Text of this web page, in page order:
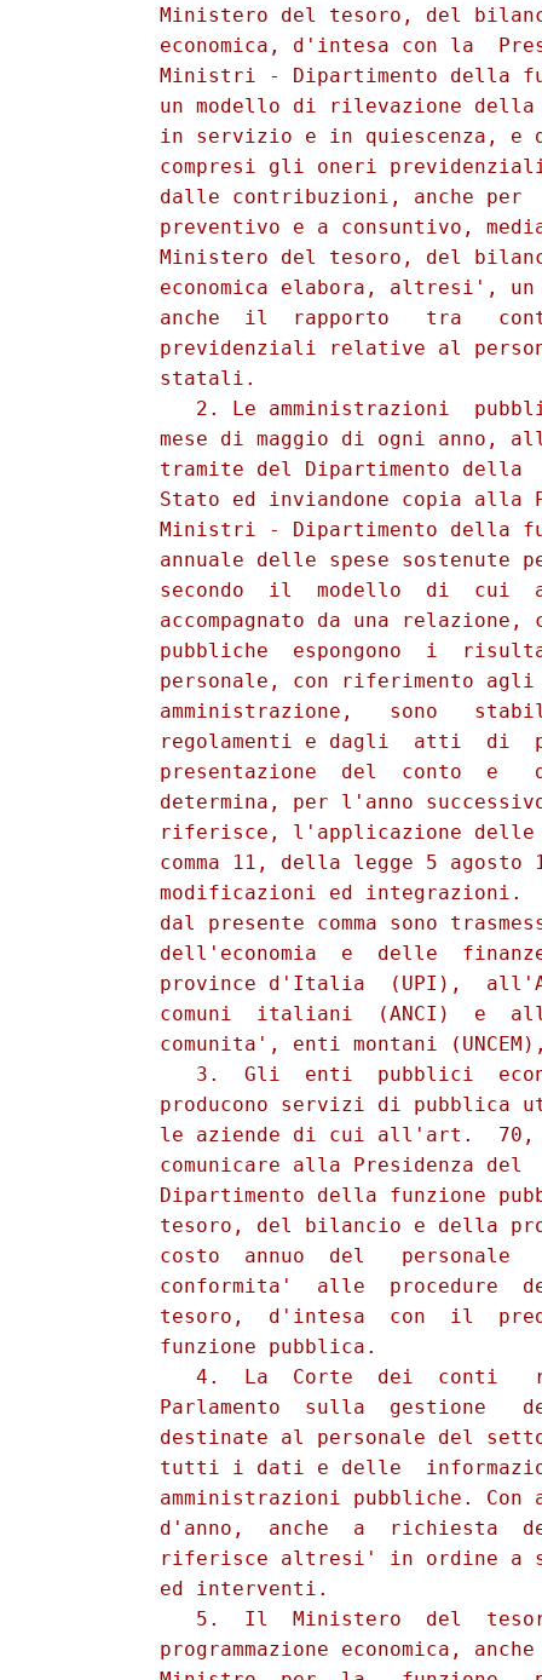
Ministero del tesoro, del
economica, d'intesa con la
Ministri - Dipartimento della
un modello di rilevazione
in servizio e in quiescenza, e
compresi gli oneri
dalle contribuzioni, anche per
preventivo e a consuntivo,
Ministero del tesoro, del
economica elabora, altresi',
anche  il  rapporto   tra
previdenziali relative al
          statali.
2. Le amministrazioni
mese di maggio di ogni anno,
tramite del Dipartimento della
Stato ed inviandone copia alla
Ministri - Dipartimento della
annuale delle spese sostenute
secondo  il  modello  di  cui
accompagnato da una relazione,
pubbliche  espongono  i
personale, con riferimento
amministrazione,   sono
regolamenti e dagli  atti  di
presentazione  del  conto  e
determina, per l'anno
riferisce, l'applicazione
comma 11, della legge 5 agosto
modificazioni ed integrazioni.
dal presente comma sono
dell'economia  e  delle
province d'Italia  (UPI),
comuni  italiani  (ANCI)  e
comunita', enti montani
3.  Gli  enti  pubblici
producono servizi di pubblica
le aziende di cui all'art.
comunicare alla Presidenza del
Dipartimento della funzione
tesoro, del bilancio e della
costo  annuo  del   personale
conformita'  alle  procedure
tesoro,  d'intesa  con  il
          funzione pubblica.
4.  La  Corte  dei  conti
Parlamento  sulla  gestione
destinate al personale del
tutti i dati e delle
amministrazioni pubbliche. Con
d'anno,  anche  a  richiesta
riferisce altresi' in ordine a
          ed interventi.
5.  Il  Ministero  del
programmazione economica,